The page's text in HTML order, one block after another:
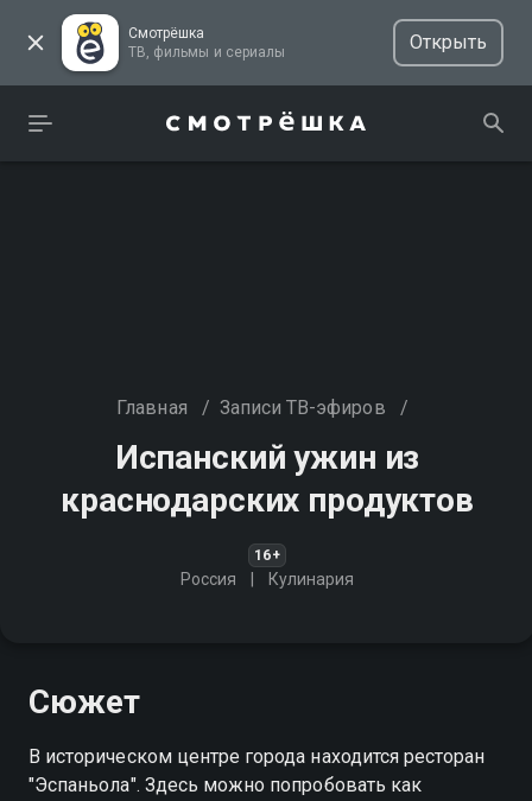
Смотрёшка
ТВ, фильмы и сериалы
Открыть
Главная / Записи ТВ-эфиров /
Испанский ужин из
краснодарских продуктов
16+
Россия Кулинария
Сюжет
В историческом центре города находится ресторан
"Эспаньола". Здесь можно попробовать как